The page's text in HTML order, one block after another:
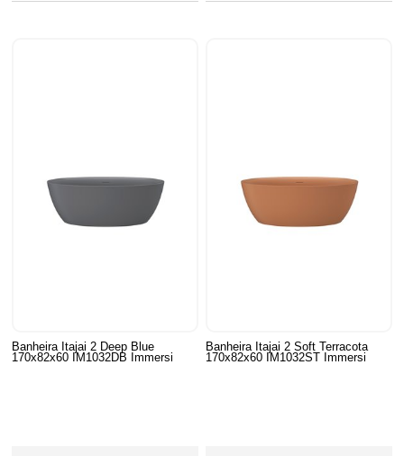
Banheira Itajai 2 Deep Blue
170x82x60 IM1032DB Immersi
Banheira Itajai 2 Soft Terracota
170x82x60 IM1032ST Immersi